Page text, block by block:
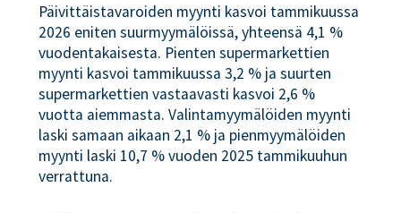
Päivittäistavaroiden myynti kasvoi tammikuussa
2026 eniten suurmyymälöissä, yhteensä 4,1 %
vuodentakaisesta. Pienten supermarkettien
myynti kasvoi tammikuussa 3,2 % ja suurten
supermarkettien vastaavasti kasvoi 2,6 %
vuotta aiemmasta. Valintamyymälöiden myynti
laski samaan aikaan 2,1 % ja pienmyymälöiden
myynti laski 10,7 % vuoden 2025 tammikuuhun
verrattuna.